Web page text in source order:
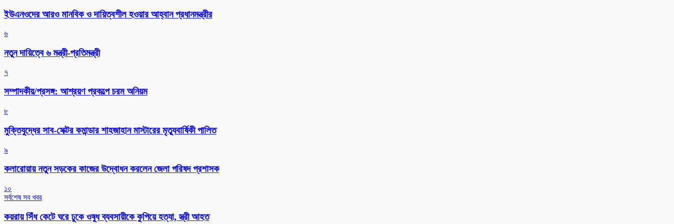
ইউএনওদের আরও মানবিক ও দায়িত্বশীল হওয়ার আহ্বান প্রধানমন্ত্রীর
৬
নতুন দায়িত্বে ৬ মন্ত্রী-প্রতিমন্ত্রী
৭
সম্পাদকীয়/প্রসঙ্গ: আশ্রয়ণ প্রকল্পে চরম অনিয়ম
৮
মুক্তিযুদ্ধের সাব-সেক্টর কমান্ডার শাহজাহান মাস্টারের মৃত্যুবার্ষিকী পালিত
৯
কলারোয়ায় নতুন সড়কের কাজের উদ্বোধন করলেন জেলা পরিষদ প্রশাসক
১০
সর্বশেষ সব খবর
কয়রায় সিঁধ কেটে ঘরে ঢুকে ওষুধ ব্যবসায়ীকে কুপিয়ে হত্যা, স্ত্রী আহত